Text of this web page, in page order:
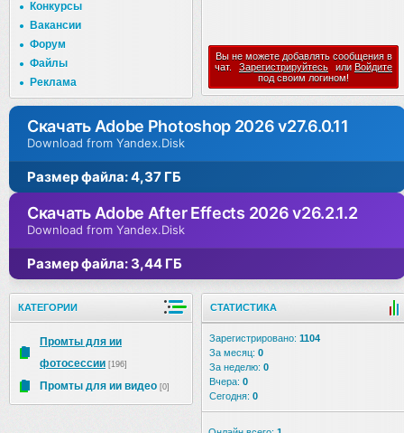
Конкурсы
Вакансии
Форум
Файлы
Реклама
Вы не можете добавлять сообщения в
чат.
Зарегистрируйтесь или Войдите
под своим логином!
Скачать Adobe Photoshop 2026 v27.6.0.11
Download from Yandex.Disk
Размер файла: 4,37 ГБ
Скачать Adobe After Effects 2026 v26.2.1.2
Download from Yandex.Disk
Размер файла: 3,44 ГБ
КАТЕГОРИИ
Промты для ии
фотосессии [196]
Промты для ии видео [0]
СТАТИСТИКА
Зарегистрировано: 1104
За месяц: 0
За неделю: 0
Вчера: 0
Сегодня: 0